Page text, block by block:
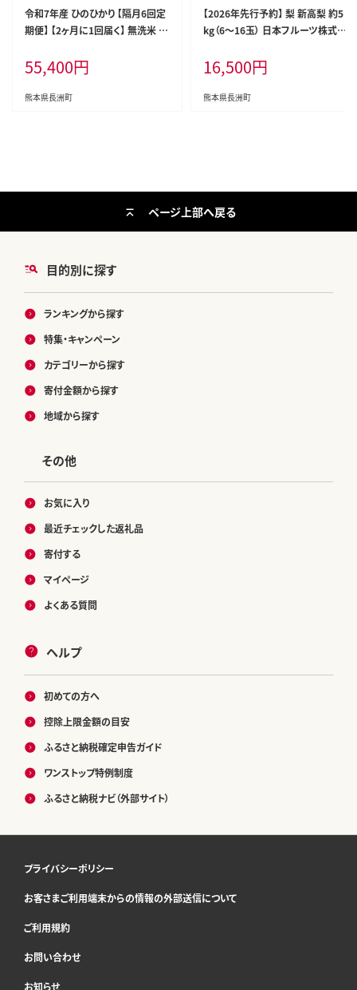
令和7年産 ひのひかり 【隔月6回定
期便】 【2ヶ月に1回届く】 無洗米 5k
込み翌月から出荷》 熊本県産 精米
ひの 米 こめ お米 熊本県 長洲町---
hn7tei_55400_5kg_ev2mo6_n
55,400円
熊本県長洲町
【2026年先行予約】 梨 新高梨 約5
kg（6～16玉） 日本フルーツ株式会
県 荒尾市 新高梨 梨 果物 フルーツ
スイーツ デザート ギフト ご贈答---
sn_nfntn_ad9_r8_16500_5kg--
16,500円
熊本県長洲町
目的別に探す
ランキングから探す
特集・キャンペーン
カテゴリーから探す
寄付金額から探す
地域から探す
その他
お気に入り
最近チェックした返礼品
寄付する
マイページ
よくある質問
ヘルプ
初めての方へ
控除上限金額の目安
ふるさと納税確定申告ガイド
ワンストップ特例制度
ふるさと納税ナビ（外部サイト）
ページ上部へ戻る
プライバシーポリシー
お客さまご利用端末からの情報の外部送信について
ご利用規約
お問い合わせ
お知らせ